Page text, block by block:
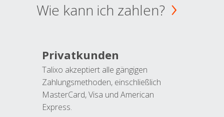
Wie kann ich zahlen?
Privatkunden
Talixo akzeptiert alle gängigen
Zahlungsmethoden, einschließlich
MasterCard, Visa und American
Express.